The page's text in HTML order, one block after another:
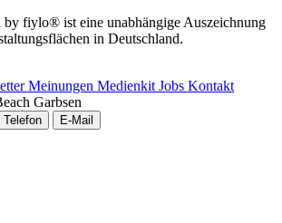
fiylo® ist eine unabhängige Auszeichnung
in Deutschland.
Meinungen Medienkit Jobs Kontakt
Garbsen
Telefon E-Mail